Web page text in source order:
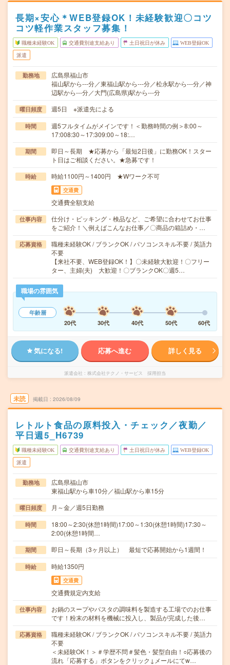
長期×安心＊WEB登録OK！未経験歓迎〇コツ
コツ軽作業スタッフ募集！
職種未経験OK 交通費別途支給あり 土日祝日が休み WEB登録OK
派遣
勤務地
広島県福山市
福山駅から---分／東福山駅から---分／松永駅から---分／神
辺駅から---分／大門(広島県)駅から---分
曜日頻度 週5日 ※派遣先による
時間
週5フルタイムがメインです！＜勤務時間の例＞8:00～
17:008:30～17:309:00～18:…
期間
即日～長期 ★応募から「最短2日後」に勤務OK！スター
ト日はご相談ください。★急募です！
時給 時給1100円～1400円 ★Wワーク不可
交通費
交通費全額支給
仕事内容
仕分け・ピッキング・検品など、ご希望に合わせてお仕事
をご紹介！＼例えばこんなお仕事／〇商品の箱詰め・…
応募資格
職種未経験OK / ブランクOK / パソコンスキル不要 / 英語力
不要
【来社不要、WEB登録OK！】〇未経験大歓迎！〇フリー
ター、主婦(夫) 大歓迎！〇ブランクOK〇週5…
職場の雰囲気
年齢層
20代
30代 40代 50代 60代
気になる! 応募へ進む 詳しく見る
派遣会社 株式会社テクノ・サービス 採用担当
未読 掲載日 2026/08/09
レトルト食品の原料投入・チェック／夜勤／
平日週5_H6739
職種未経験OK 交通費別途支給あり 土日祝日が休み WEB登録OK
派遣
勤務地
広島県福山市
東福山駅から車10分／福山駅から車15分
曜日頻度 月～金／週5日勤務
時間
18:00～2:30(休憩1時間)17:00～1:30(休憩1時間)17:30～
2:00(休憩1時間…
期間 即日～長期（3ヶ月以上） 最短で応募開始から1週間！
時給 時給1350円
交通費
交通費規定内支給
仕事内容
お鍋のスープやパスタの調味料を製造する工場でのお仕事
です！粉末の材料を機械に投入し、製品が完成した後…
応募資格
職種未経験OK / ブランクOK / パソコンスキル不要 / 英語力
不要
＜未経験OK！＞＃学歴不問＃髪色・髪型自由！○応募後の
流れ「応募する」ボタンをクリック↓メールにてw…